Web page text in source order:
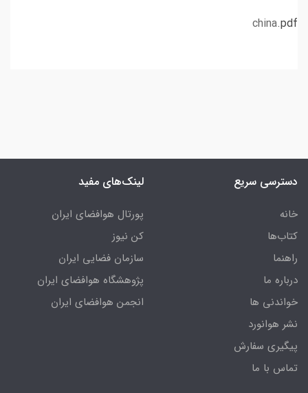
china.pdf
دسترسی سریع
خانه
کتاب‌ها
راهنما
درباره ما
خواندنی ها
نشر هوانورد
پیگیری سفارش
تماس با ما
لینک‌های مفید
پورتال هوافضای ایران
کن نیوز
سازمان فضایی ایران
پژوهشگاه هوافضای ایران
انجمن هوافضای ایران